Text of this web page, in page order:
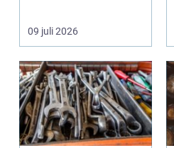
09 juli 2026